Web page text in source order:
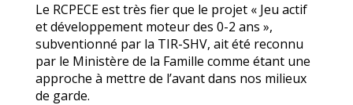
Le RCPECE est très fier que le projet « Jeu actif
et développement moteur des 0-2 ans »,
subventionné par la TIR-SHV, ait été reconnu
par le Ministère de la Famille comme étant une
approche à mettre de l’avant dans nos milieux
de garde.